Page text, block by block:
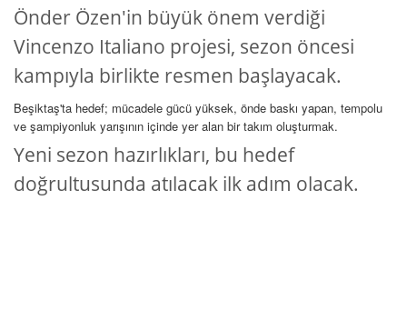
Önder Özen'in büyük önem verdiği
Vincenzo Italiano projesi, sezon öncesi
kampıyla birlikte resmen başlayacak.
Beşiktaş'ta hedef; mücadele gücü yüksek, önde baskı yapan, tempolu
ve şampiyonluk yarışının içinde yer alan bir takım oluşturmak.
Yeni sezon hazırlıkları, bu hedef
doğrultusunda atılacak ilk adım olacak.